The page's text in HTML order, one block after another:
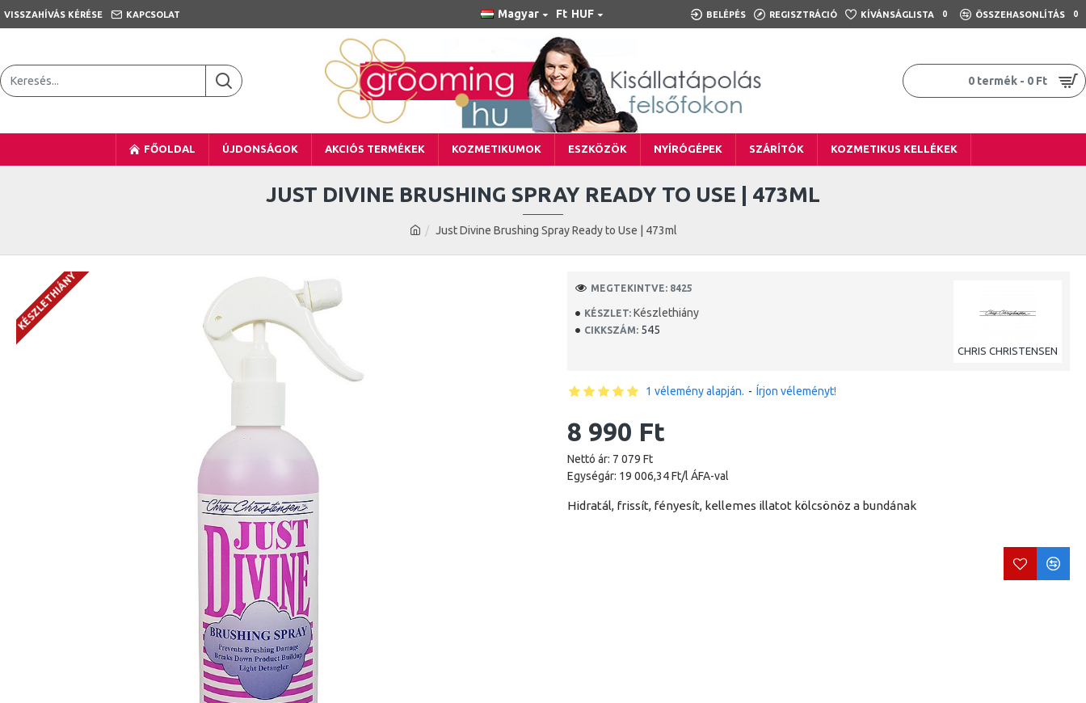
VISSZAHÍVÁS KÉRÉSE KAPCSOLAT Magyar Ft HUF BELÉPÉS REGISZTRÁCIÓ KÍVÁNSÁGLISTA 0 ÖSSZEHASONLÍTÁS 0
0 termék - 0 Ft
FŐOLDAL ÚJDONSÁGOK AKCIÓS TERMÉKEK KOZMETIKUMOK ESZKÖZÖK NYÍRÓGÉPEK SZÁRÍTÓK KOZMETIKUS KELLÉKEK
Just Divine Brushing Spray Ready to Use | 473ml
JUST DIVINE BRUSHING SPRAY READY TO USE | 473ML
KÉSZLETHIÁNY KÉSZLET: Készlethiány
CIKKSZÁM: 545
CHRIS CHRISTENSEN
MEGTEKINTVE: 8425
1 vélemény alapján. - Írjon véleményt!
8 990 Ft
Nettó ár: 7 079 Ft
Egységár: 19 006,34 Ft/l ÁFA-val
Hidratál, frissít, fényesít, kellemes illatot kölcsönöz a bundának